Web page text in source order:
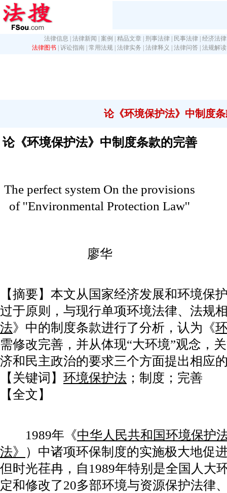
法律信息 法律新闻 案例 精品文章 刑事法律 民事法律 经济法律
法律图书 诉讼指南 常用法规 法律实务 法律释义 法律问答 法规解读
论《环境保护法》中制度
论《环境保护法》中制度条款的完善
The perfect system On the provisions
of ''Environmental Protection Law''
廖华
【摘要】本文从国家经济发展和环境保
过于原则，与现行单项环境法律、法规
法》中的制度条款进行了分析，认为《
需修改完善，并从体现“大环境”观念，
济和民主政治的要求三个方面提出相应
【关键词】 环境保护法 ；制度；完善
【全文】
1989年《中华人民共和国环境保护
法》
）中诸项环保制度的实施极大地促
但时光荏冉，自1989年特别是全国人大
定和修改了20多部环境与资源保护法律